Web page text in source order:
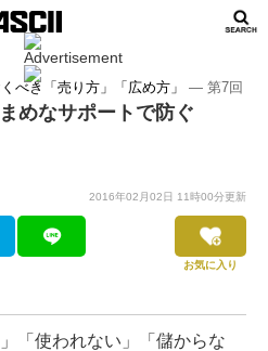
べき「売り方」「広め方」 ― 第7回
めなサポートで防ぐ
2016年02月02日 11時00分更新
お気に入り
「使われない」「儲からな